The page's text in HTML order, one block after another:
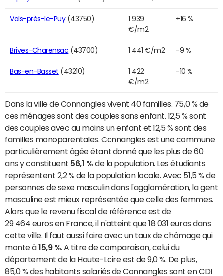
Vals-près-le-Puy(43750)
1 939
€/m2
+16 %
Brives-Charensac (43700) 1 441 €/m2 -9 %
Bas-en-Basset (43210)
1 422
€/m2
-10 %
Dans la ville de Connangles vivent 40 familles. 75,0 % de
ces ménages sont des couples sans enfant. 12,5 % sont
des couples avec au moins un enfant et 12,5 % sont des
familles monoparentales. Connangles est une commune
particulièrement âgée étant donné que les plus de 60
ans y constituent 56,1 % de la population. Les étudiants
représentent 2,2 % de la population locale. Avec 51,5 % de
personnes de sexe masculin dans l'agglomération, la gent
masculine est mieux représentée que celle des femmes.
Alors que le revenu fiscal de référence est de
29 464 euros en France, il n'atteint que 18 031 euros dans
cette ville. Il faut aussi faire avec un taux de chômage qui
monte à15,9 %. A titre de comparaison, celui du
département de la Haute-Loire est de 9,0 %. De plus,
85,0 % des habitants salariés de Connangles sont en CDI